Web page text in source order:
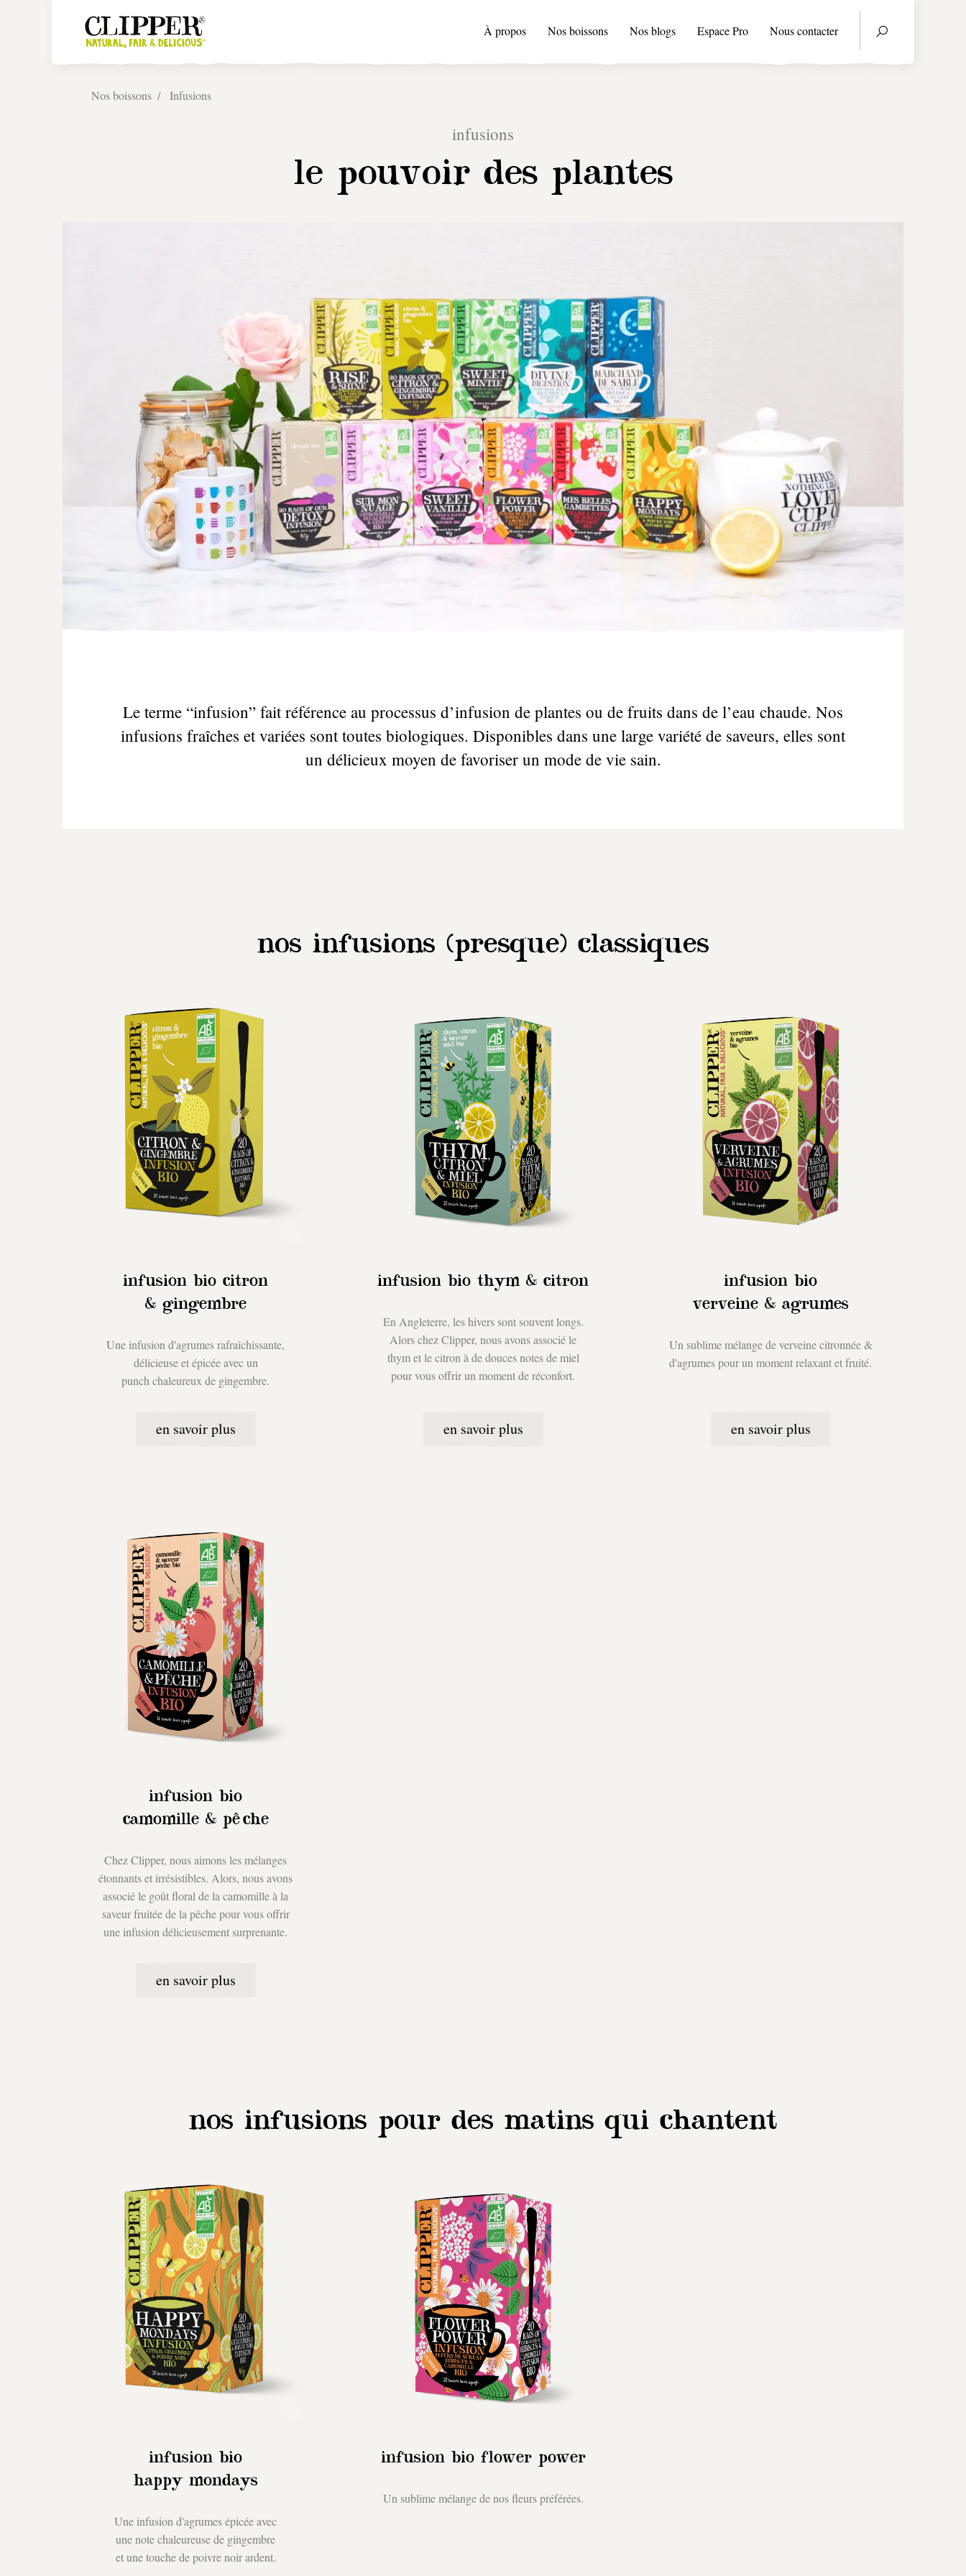
À propos Nos boissons Nos blogs Espace Pro Nous contacter
Nos boissons Infusions
infusions
le pouvoir des plantes
Le terme “infusion” fait référence au processus d’infusion de plantes ou de fruits dans de l’eau chaude. Nos
infusions fraîches et variées sont toutes biologiques. Disponibles dans une large variété de saveurs, elles sont
un délicieux moyen de favoriser un mode de vie sain.
nos infusions (presque) classiques
infusion bio citron
& gingembre
Une infusion d'agrumes rafraîchissante,
délicieuse et épicée avec un
punch chaleureux de gingembre.
en savoir plus
infusion bio thym & citron
En Angleterre, les hivers sont souvent longs.
Alors chez Clipper, nous avons associé le
thym et le citron à de douces notes de miel
pour vous offrir un moment de réconfort.
en savoir plus
infusion bio
verveine & agrumes
Un sublime mélange de verveine citronnée &
d'agrumes pour un moment relaxant et fruité.
en savoir plus
infusion bio
camomille & pêche
Chez Clipper, nous aimons les mélanges
étonnants et irrésistibles. Alors, nous avons
associé le goût floral de la camomille à la
saveur fruitée de la pêche pour vous offrir
une infusion délicieusement surprenante.
en savoir plus
nos infusions pour des matins qui chantent
infusion bio
happy mondays
Une infusion d'agrumes épicée avec
une note chaleureuse de gingembre
et une touche de poivre noir ardent.
infusion bio flower power
Un sublime mélange de nos fleurs préférées.